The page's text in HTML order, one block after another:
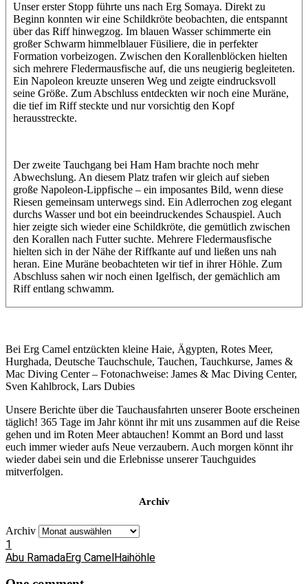
Unser erster Stopp führte uns nach Erg Somaya. Direkt zu
Beginn konnten wir eine Schildkröte beobachten, die entspannt
über das Riff hinwegzog. Im blauen Wasser schimmerte ein
großer Schwarm himmelblauer Füsiliere, die in perfekter
Formation vorbeizogen. Zwischen den Korallenblöcken hielten
sich mehrere Fledermausfische auf, die uns neugierig begleiteten.
Ein Napoleon kreuzte unseren Weg und zeigte eindrucksvoll
seine Größe. Zum Abschluss entdeckten wir noch eine Muräne,
die tief im Riff steckte und nur vorsichtig den Kopf
herausstreckte.
Der zweite Tauchgang bei Ham Ham brachte noch mehr
Abwechslung. An diesem Platz trafen wir gleich auf sieben
große Napoleon-Lippfische – ein imposantes Bild, wenn diese
Riesen gemeinsam unterwegs sind. Ein Adlerrochen zog elegant
durchs Wasser und bot ein beeindruckendes Schauspiel. Auch
hier zeigte sich wieder eine Schildkröte, die gemütlich zwischen
den Korallen nach Futter suchte. Mehrere Fledermausfische
hielten sich in der Nähe der Riffkante auf und ließen uns nah
heran. Eine Muräne beobachteten wir tief in ihrer Höhle. Zum
Abschluss sahen wir noch einen Igelfisch, der gemächlich am
Riff entlang schwamm.
Bei Erg Camel entzückten kleine Haie, Ägypten, Rotes Meer,
Hurghada, Deutsche Tauchschule, Tauchen, Tauchkurse, James &
Mac Diving Center – Fotonachweise: James & Mac Diving Center,
Sven Kahlbrock, Lars Dubies
Unsere Berichte über die Tauchausfahrten unserer Boote erscheinen
täglich! 365 Tage im Jahr könnt ihr mit uns zusammen auf die Reise
gehen und im Roten Meer abtauchen! Kommt an Bord und lasst
euch immer wieder aufs Neue verzaubern. Auch morgen könnt ihr
wieder dabei sein und die Erlebnisse unserer Tauchguides
mitverfolgen.
Archiv
Archiv
1
Abu RamadaErg CamelHaihöhle